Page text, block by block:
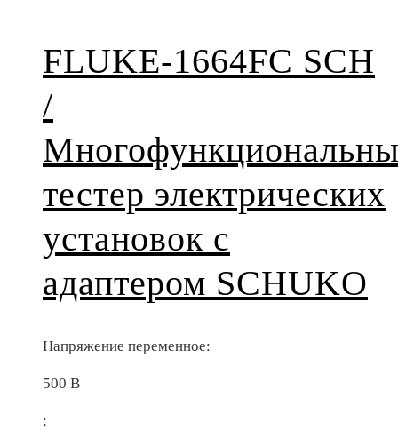
FLUKE-1664FC SCH
/
тестер электрических
установок с
адаптером SCHUKO
Напряжение переменное:
500 В
;